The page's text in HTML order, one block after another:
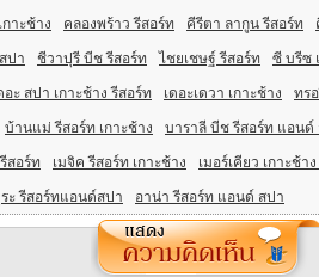
าะช้าง คลองพร้าว รีสอร์ท คีรีตา ลากูน รีสอร์ท
ปา ชีวาปุรี บีช รีสอร์ท ไชยเชษฐ์ รีสอร์ท ซี บรีซ
อะ สปา เกาะช้าง รีสอร์ท เดอะเดวา เกาะช้าง ทร
บ้านแม่ รีสอร์ท เกาะช้าง บาราลี บีช รีสอร์ท แอนด์
สอร์ท เมจิค รีสอร์ท เกาะช้าง เมอร์เคียว เกาะช้า
ะ รีสอร์ทแอนด์สปา อาน่า รีสอร์ท แอนด์ สปา